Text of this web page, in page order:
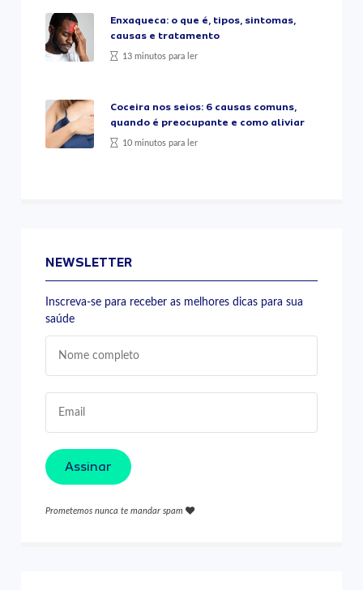
Enxaqueca: o que é, tipos, sintomas,
causas e tratamento
13 minutos para ler
Coceira nos seios: 6 causas comuns,
quando é preocupante e como aliviar
10 minutos para ler
NEWSLETTER
Inscreva-se para receber as melhores dicas para sua
saúde
Assinar
Prometemos nunca te mandar spam